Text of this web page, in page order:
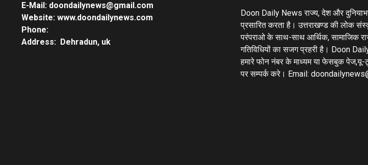
E-Mail: doondailynews@gmail.com
Website: www.doondailynews.com
Phone:
Address: Dehradun, uk
Doon Daily News राज्य, देश और
प्रसारित करता है। उत्तराखण्ड की लोक
परंपराओ के साथ-साथ आर्थिक, सामाजिक
गतिविधियों का सजग प्रहरी है। Doon
हमारे फोन नंबर के माध्यम या फेसबुक पेज,यू-
पर सम्पर्क करे। Email: